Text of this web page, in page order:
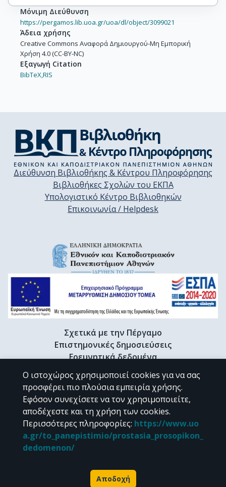
Μόνιμη Διεύθυνση
https://pergamos.lib.uoa.gr/uoa/dl/object/3099021
Άδεια χρήσης
Creative Commons Αναφορά Δημιουργού-Μη Εμπορική
Χρήση 4.0 (CC-BY-NC)
Εξαγωγή Citation
BibTeX,RIS
Διεύθυνση Βιβλιοθήκης & Κέντρου Πληροφόρησης
Βιβλιοθήκες Σχολών του ΕΚΠΑ
Υπολογιστικό Κέντρο Βιβλιοθηκών
Επικοινωνία / Helpdesk
Σχετικά με την Πέργαμο
Επιστημονικές δημοσιεύσεις
Ερευνητικά δεδομένα
Διδακτορικές διατριβές & Γκρίζα βιβλιογραφία
Προφίλ Ερευνητή
CC BY-NC 4.0
Εκτός αν αναφέρεται διαφορετικά, το υλικό της "Περγάμου" διατίθεται
Powered by
Ο ιστοχώρος χρησιμοποιεί cookies για να σας
προσφέρει πιο πλούσια εμπειρία χρήσης.
Εφόσον συνεχίσετε να τον χρησιμοποιείτε,
αποδέχεστε και τη χρήση των cookies.
Περισσότερες πληροφορίες: https://www.uo
a.gr/to_panepistimio/prostasia_prosopikon_
dedomenon/
Αποδοχή